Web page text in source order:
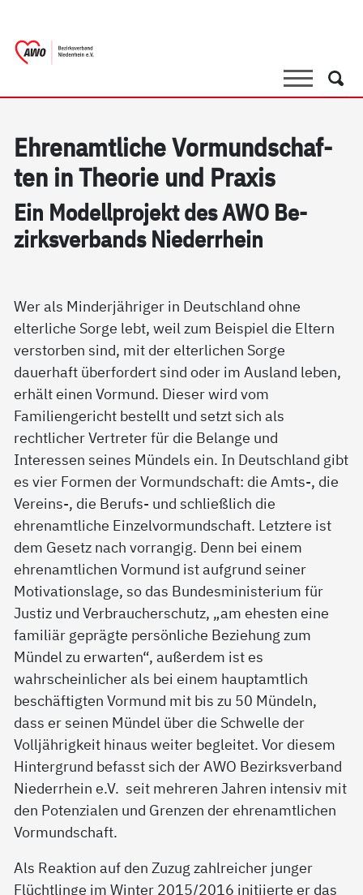
SucheSuche
Eh­renamt­li­che Vor­mund­schaf­
ten in The­o­rie und Pra­xis
Ein Mo­dell­pro­jekt des AWO Be­
zirks­ver­bands Nie­der­r­hein
Wer als Minderjähriger in Deutschland ohne
elterliche Sorge lebt, weil zum Beispiel die Eltern
verstorben sind, mit der elterlichen Sorge
dauerhaft überfordert sind oder im Ausland leben,
erhält einen Vormund. Dieser wird vom
Familiengericht bestellt und setzt sich als
rechtlicher Vertreter für die Belange und
Interessen seines Mündels ein. In Deutschland gibt
es vier Formen der Vormundschaft: die Amts-, die
Vereins-, die Berufs- und schließlich die
ehrenamtliche Einzelvormundschaft. Letztere ist
dem Gesetz nach vorrangig. Denn bei einem
ehrenamtlichen Vormund ist aufgrund seiner
Motivationslage, so das Bundesministerium für
Justiz und Verbraucherschutz, „am ehesten eine
familiär geprägte persönliche Beziehung zum
Mündel zu erwarten“, außerdem ist es
wahrscheinlicher als bei einem hauptamtlich
beschäftigten Vormund mit bis zu 50 Mündeln,
dass er seinen Mündel über die Schwelle der
Volljährigkeit hinaus weiter begleitet. Vor diesem
Hintergrund befasst sich der AWO Bezirksverband
Niederrhein e.V. seit mehreren Jahren intensiv mit
den Potenzialen und Grenzen der ehrenamtlichen
Vormundschaft.
Als Reaktion auf den Zuzug zahlreicher junger
Flüchtlinge im Winter 2015/2016 initiierte er das